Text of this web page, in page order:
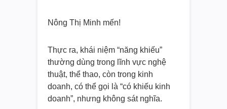
Nông Thị Minh mến!
Thực ra, khái niệm “năng khiếu”
thường dùng trong lĩnh vực nghệ
thuật, thể thao, còn trong kinh
doanh, có thể gọi là “có khiếu kinh
doanh”, nhưng không sát nghĩa.